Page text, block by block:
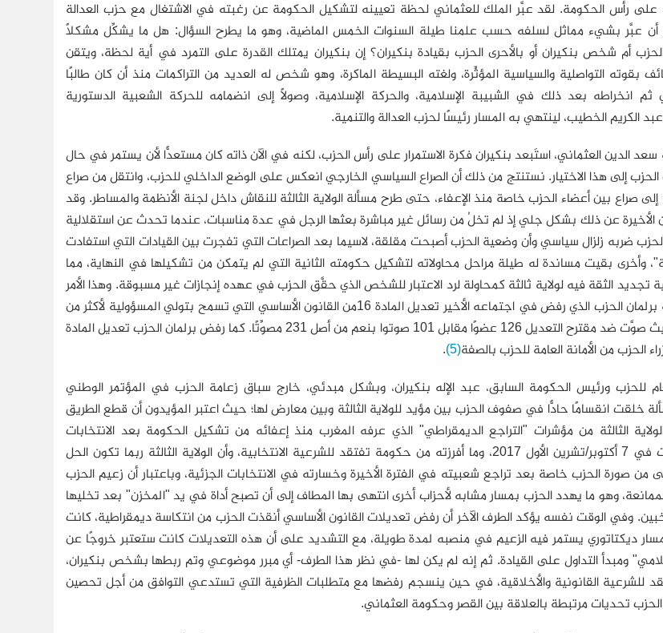
على رأس الحكومة. لقد عبَّر الملك للعثماني لحظة تعيينه لتشكيل الحكومة عن رغبته في الاشتغال مع حزب العدالة
أن عبَّر بشيء مماثل لسلفه حسب علمنا طيلة السنوات الخمس الماضية، وهو ما يطرح السؤال: هل ما يشكِّل مشكلًا
أم شخص بنكيران أو بالأحرى الحزب بقيادة بنكيران؟ إن بنكيران يمتلك القدرة على التمرد في أية لحظة، ويتقن
بقوته التواصلية والسياسية المؤثِّرة، ولغته البسيطة الماكرة، وهو شخص له العديد من التراكمات منذ أن كان طالبًا
ثم انخراطه بعد ذلك في الشبيبة الإسلامية، والحركة الإسلامية، وصولًا إلى انضمامه للحركة الشعبية الدستورية
الكريم الخطيب، لينتهي به المسار رئيسًا لحزب العدالة والتنمية.
الدين العثماني، استَبعد بنكيران فكرة الاستمرار على رأس الحزب، لكنه في الآن ذاته كان مستعدًّا لأن يستمر في حال
الحزب إلى هذا الاختيار. نستنتج من ذلك أن الصراع السياسي الخارجي انعكس على الوضع الداخلي للحزب، وانتقل من صراع
إلى صراع بين أعضاء الحزب خاصة منذ الإعفاء، حتى طرح مسألة الولاية الثالثة للنقاش داخل لجنة الأنظمة والمساطر. وقد
الأخيرة عن ذلك بشكل جلي إذ لم تخلُ من رسائل غير مباشرة بعثها الرجل في عدة مناسبات، عندما تحدث عن استقلالية
الحزب ضربه زلزال سياسي وأن وضعية الحزب أصبحت مقلقة، لاسيما بعد الصراعات التي تفجرت بين القيادات التي استفادت
وأخرى بقيت مساندة له طيلة مراحل محاولاته لتشكيل حكومته الثانية التي لم يتمكن من تشكيلها في النهاية، مما
تجديد الثقة فيه لولاية ثالثة كمحاولة لرد الاعتبار للشخص الذي حقَّق الحزب في عهده إنجازات غير مسبوقة. وهذا الأمر
لم يحظ بثقة أغلبية برلمان الحزب الذي رفض في اجتماعه الأخير تعديل المادة 16من القانون الأساسي التي تسمح بتولي المسؤولية لأكثر من
ولايتين متتاليتين، حيث صوَّت ضد مقترح التعديل 126 عضوًا مقابل 101 صوتوا بنعم من أصل 231 مصوِّتًا. كما رفض برلمان الحزب تعديل المادة
(5)
.
للحزب ورئيس الحكومة السابق، عبد الإله بنكيران، وبشكل مبدئي، خارج سباق زعامة الحزب في المؤتمر الوطني
خلقت انقسامًا حادًّا في صفوف الحزب بين مؤيد للولاية الثالثة وبين معارض لها؛ حيث اعتبر المؤيدون أن قطع الطريق
الثالثة من مؤشرات "التراجع الديمقراطي" الذي عرفه المغرب منذ إعفائه من تشكيل الحكومة بعد الانتخابات
التشريعية، التي جرت في 7 أكتوبر/تشرين الأول 2017، وما أفرزته من حكومة تفتقد للشرعية الانتخابية، وأن الولاية الثالثة ربما تكون الحل
من صورة الحزب خاصة بعد تراجع شعبيته في الفترة الأخيرة وخسارته في الانتخابات الجزئية، وباعتبار أن زعيم الحزب
وهو ما يهدد الحزب بمسار مشابه لأحزاب أخرى انتهى بها المطاف إلى أن تصبح أداة في يد "المخزن" بعد تخليها
وفي الوقت نفسه يؤكد الطرف الآخر أن رفض تعديلات القانون الأساسي أنقذت الحزب من انتكاسة ديمقراطية، كانت
ديكتاتوري يستمر فيه الزعيم في منصبه لمدة طويلة، مع التشديد على أن هذه التعديلات كانت ستعتبر خروجًا عن
ومبدأ التداول على القيادة. ثم إنه لم يكن لها -في نظر هذا الطرف- أي مبرر موضوعي وتم ربطها بشخص بنكيران،
للشرعية القانونية والأخلاقية، في حين ينسجم رفضها مع متطلبات الظرفية التي تستدعي التوافق من أجل تحصين
تحديات مرتبطة بالعلاقة بين القصر وحكومة العثماني.